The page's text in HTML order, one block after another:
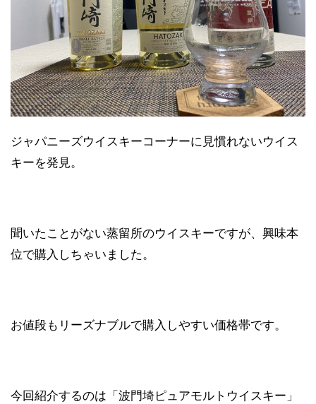
ジャパニーズウイスキーコーナーに見慣れないウイス
キーを発見。
聞いたことがない蒸留所のウイスキーですが、興味本
位で購入しちゃいました。
お値段もリーズナブルで購入しやすい価格帯です。
今回紹介するのは「波門埼ピュアモルトウイスキー」